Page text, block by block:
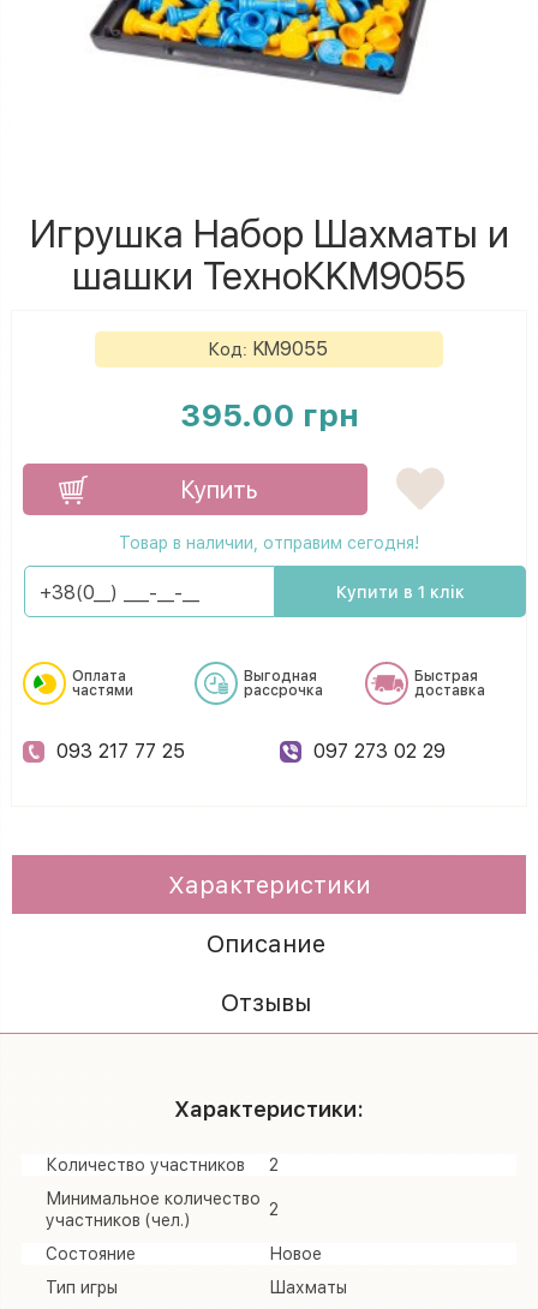
Игрушка Набор Шахматы и
шашки ТехноКKM9055
Код: KM9055
395.00 грн
Купить
Товар в наличии, отправим сегодня!
Купити в 1 клік
Оплата
частями
Выгодная
рассрочка
Быстрая
доставка
093 217 77 25 097 273 02 29
Характеристики
Описание
Отзывы
Характеристики:
Количество участников
2
Минимальное количество
участников (чел.)
2
Состояние
Новое
Тип игры
Шахматы